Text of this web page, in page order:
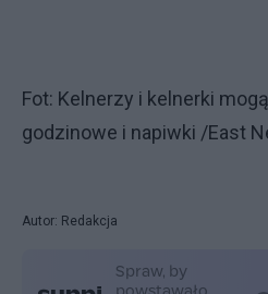
Fot: Kelnerzy i kelnerki
godzinowe i napiwki /East
Autor: Redakcja